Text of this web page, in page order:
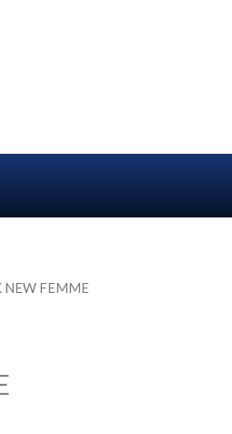
NEW FEMME